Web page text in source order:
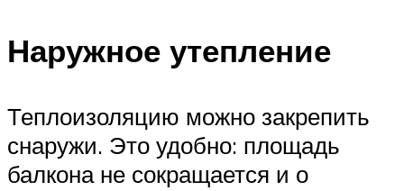
Наружное утепление
Теплоизоляцию можно закрепить
снаружи. Это удобно: площадь
балкона не сокращается и о